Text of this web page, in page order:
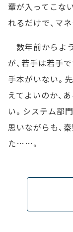
輩が入ってこな
れるだけで、マ
数年前からよ
が、若手は若手
手本がいない。
えてよいのか、
い。システム部
思いながらも、
た……。